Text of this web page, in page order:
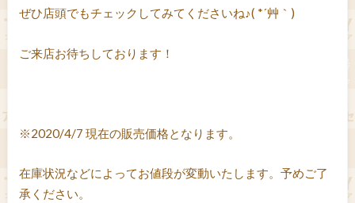
ぜひ店頭でもチェックしてみてくださいね♪( *´艸｀)
ご来店お待ちしております！
※2020/4/7 現在の販売価格となります。
在庫状況などによってお値段が変動いたします。予めご了
承ください。